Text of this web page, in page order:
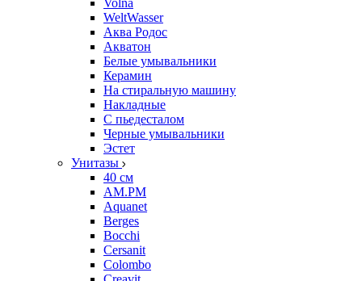
Volna
WeltWasser
Аква Родос
Акватон
Белые умывальники
Керамин
На стиральную машину
Накладные
С пьедесталом
Черные умывальники
Эстет
Унитазы
40 см
AM.PM
Aquanet
Berges
Bocchi
Cersanit
Colombo